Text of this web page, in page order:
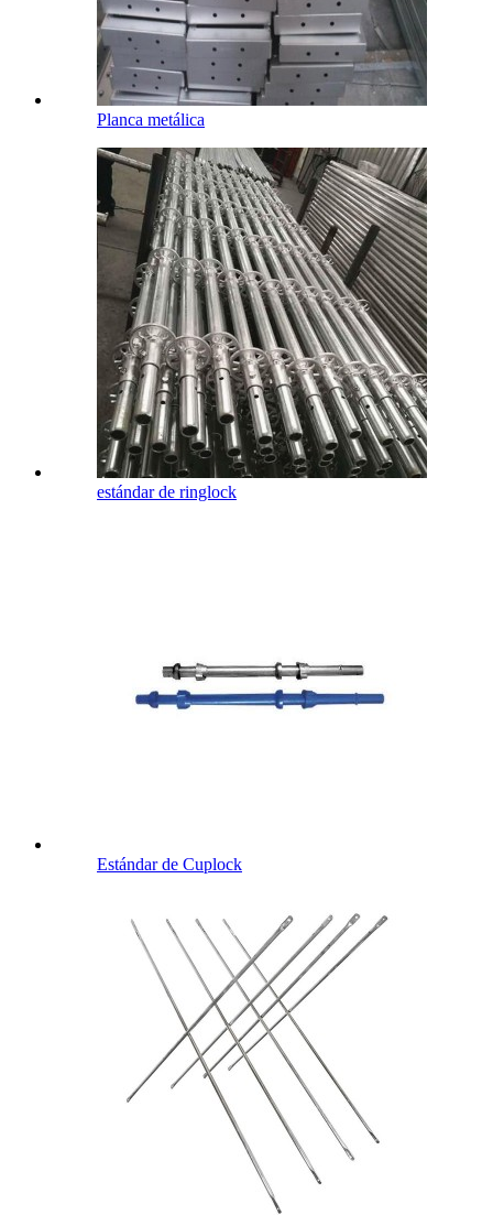
Planca metálica
estándar de ringlock
Estándar de Cuplock